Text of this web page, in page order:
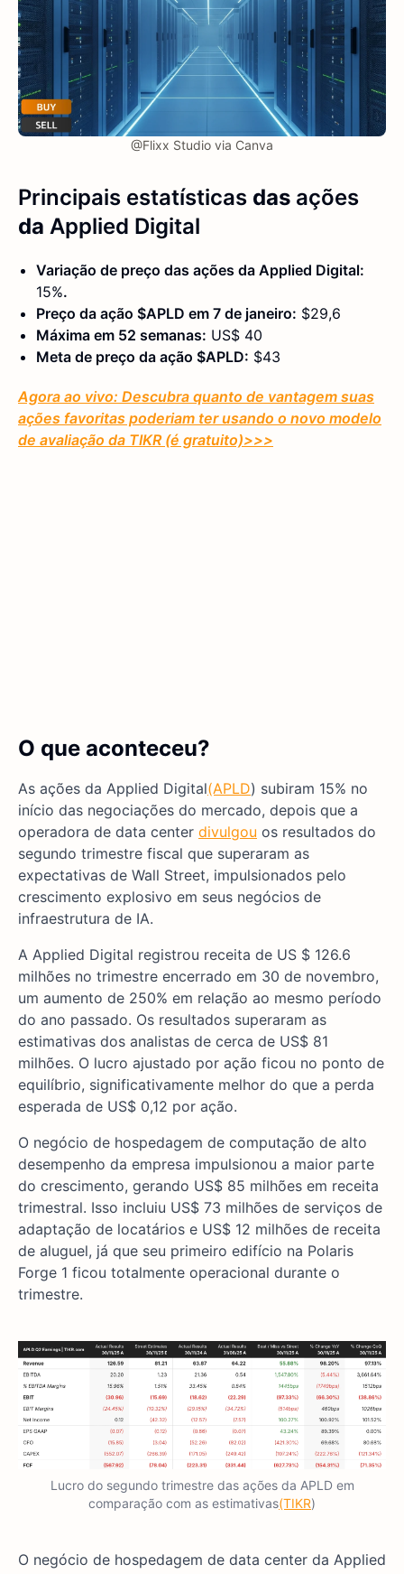
@Flixx Studio via Canva
Principais estatísticas das ações
da Applied Digital
Variação de preço das ações da Applied Digital:
15%.
Preço da ação $APLD em 7 de janeiro: $29,6
Máxima em 52 semanas: US$ 40
Meta de preço da ação $APLD: $43
Agora ao vivo: Descubra quanto de vantagem suas
ações favoritas poderiam ter usando o novo modelo
de avaliação da TIKR (é gratuito)>>>
O que aconteceu?
As ações da Applied Digital(APLD) subiram 15% no
início das negociações do mercado, depois que a
operadora de data center divulgou os resultados do
segundo trimestre fiscal que superaram as
expectativas de Wall Street, impulsionados pelo
crescimento explosivo em seus negócios de
infraestrutura de IA.
A Applied Digital registrou receita de US $ 126.6
milhões no trimestre encerrado em 30 de novembro,
um aumento de 250% em relação ao mesmo período
do ano passado. Os resultados superaram as
estimativas dos analistas de cerca de US$ 81
milhões. O lucro ajustado por ação ficou no ponto de
equilíbrio, significativamente melhor do que a perda
esperada de US$ 0,12 por ação.
O negócio de hospedagem de computação de alto
desempenho da empresa impulsionou a maior parte
do crescimento, gerando US$ 85 milhões em receita
trimestral. Isso incluiu US$ 73 milhões de serviços de
adaptação de locatários e US$ 12 milhões de receita
de aluguel, já que seu primeiro edifício na Polaris
Forge 1 ficou totalmente operacional durante o
trimestre.
Lucro do segundo trimestre das ações da APLD em
comparação com as estimativas(TIKR)
O negócio de hospedagem de data center da Applied